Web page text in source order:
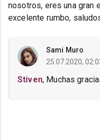
nosotros, eres una gran
excelente rumbo,
Sami Muro
25.07.2020,
Stiven, Muchas